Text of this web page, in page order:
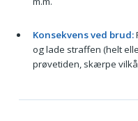
Konsekvens ved brud:
og lade straffen (helt
prøvetiden, skærpe